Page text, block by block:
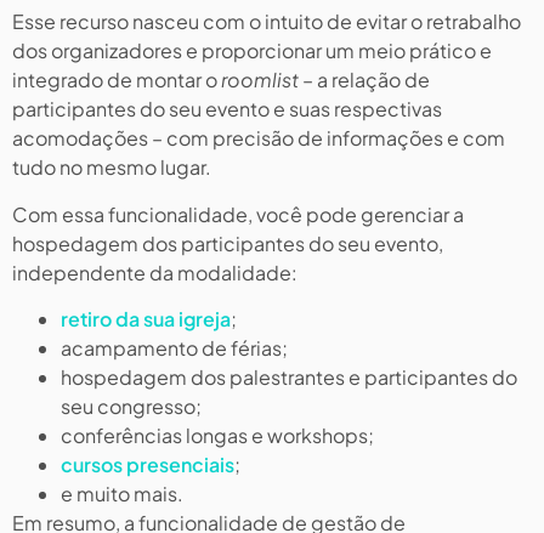
Esse recurso nasceu com o intuito de evitar o retrabalho
dos organizadores e proporcionar um meio prático e
integrado de montar oroomlist– a relação de
participantes do seu evento e suas respectivas
acomodações – com precisão de informações e com
tudo no mesmo lugar.
Com essa funcionalidade, você pode gerenciar a
hospedagem dos participantes do seu evento,
independente da modalidade:
retiro da sua igreja;
acampamento de férias;
hospedagem dos palestrantes e participantes do
seu congresso;
conferências longas e workshops;
cursos presenciais;
e muito mais.
Em resumo, a funcionalidade de gestão de